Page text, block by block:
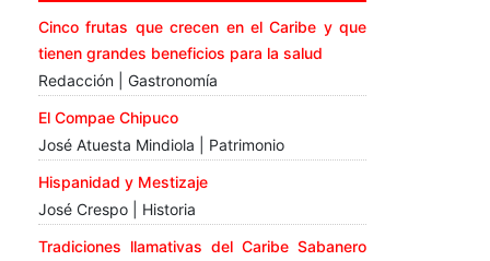
Cinco frutas que crecen en el Caribe y que
tienen grandes beneficios para la salud
Redacción | Gastronomía
El Compae Chipuco
José Atuesta Mindiola | Patrimonio
Hispanidad y Mestizaje
José Crespo | Historia
Tradiciones llamativas del Caribe Sabanero